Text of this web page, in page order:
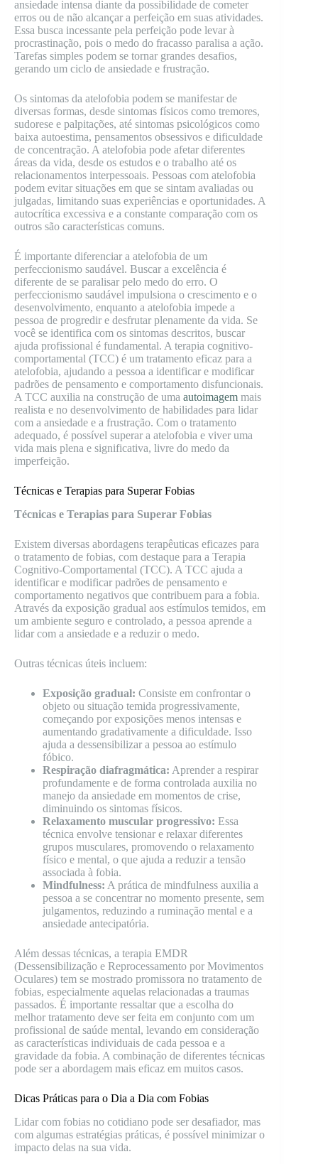
ansiedade intensa diante da possibilidade de cometer
erros ou de não alcançar a perfeição em suas atividades.
Essa busca incessante pela perfeição pode levar à
procrastinação, pois o medo do fracasso paralisa a ação.
Tarefas simples podem se tornar grandes desafios,
gerando um ciclo de ansiedade e frustração.
Os sintomas da atelofobia podem se manifestar de
diversas formas, desde sintomas físicos como tremores,
sudorese e palpitações, até sintomas psicológicos como
baixa autoestima, pensamentos obsessivos e dificuldade
de concentração. A atelofobia pode afetar diferentes
áreas da vida, desde os estudos e o trabalho até os
relacionamentos interpessoais. Pessoas com atelofobia
podem evitar situações em que se sintam avaliadas ou
julgadas, limitando suas experiências e oportunidades. A
autocrítica excessiva e a constante comparação com os
outros são características comuns.
É importante diferenciar a atelofobia de um
perfeccionismo saudável. Buscar a excelência é
diferente de se paralisar pelo medo do erro. O
perfeccionismo saudável impulsiona o crescimento e o
desenvolvimento, enquanto a atelofobia impede a
pessoa de progredir e desfrutar plenamente da vida. Se
você se identifica com os sintomas descritos, buscar
ajuda profissional é fundamental. A terapia cognitivo-
comportamental (TCC) é um tratamento eficaz para a
atelofobia, ajudando a pessoa a identificar e modificar
padrões de pensamento e comportamento disfuncionais.
A TCC auxilia na construção de uma autoimagem mais
realista e no desenvolvimento de habilidades para lidar
com a ansiedade e a frustração. Com o tratamento
adequado, é possível superar a atelofobia e viver uma
vida mais plena e significativa, livre do medo da
imperfeição.
Técnicas e Terapias para Superar Fobias
Técnicas e Terapias para Superar Fobias
Existem diversas abordagens terapêuticas eficazes para
o tratamento de fobias, com destaque para a Terapia
Cognitivo-Comportamental (TCC). A TCC ajuda a
identificar e modificar padrões de pensamento e
comportamento negativos que contribuem para a fobia.
Através da exposição gradual aos estímulos temidos, em
um ambiente seguro e controlado, a pessoa aprende a
lidar com a ansiedade e a reduzir o medo.
Outras técnicas úteis incluem:
Exposição gradual: Consiste em confrontar o
objeto ou situação temida progressivamente,
começando por exposições menos intensas e
aumentando gradativamente a dificuldade. Isso
ajuda a dessensibilizar a pessoa ao estímulo
fóbico.
Respiração diafragmática: Aprender a respirar
profundamente e de forma controlada auxilia no
manejo da ansiedade em momentos de crise,
diminuindo os sintomas físicos.
Relaxamento muscular progressivo: Essa
técnica envolve tensionar e relaxar diferentes
grupos musculares, promovendo o relaxamento
físico e mental, o que ajuda a reduzir a tensão
associada à fobia.
Mindfulness: A prática de mindfulness auxilia a
pessoa a se concentrar no momento presente, sem
julgamentos, reduzindo a ruminação mental e a
ansiedade antecipatória.
Além dessas técnicas, a terapia EMDR
(Dessensibilização e Reprocessamento por Movimentos
Oculares) tem se mostrado promissora no tratamento de
fobias, especialmente aquelas relacionadas a traumas
passados. É importante ressaltar que a escolha do
melhor tratamento deve ser feita em conjunto com um
profissional de saúde mental, levando em consideração
as características individuais de cada pessoa e a
gravidade da fobia. A combinação de diferentes técnicas
pode ser a abordagem mais eficaz em muitos casos.
Dicas Práticas para o Dia a Dia com Fobias
Lidar com fobias no cotidiano pode ser desafiador, mas
com algumas estratégias práticas, é possível minimizar o
impacto delas na sua vida.